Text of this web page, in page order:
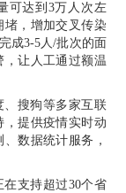
可达到3万人次左
堵，增加交叉传染
成3-5人/批次的面
，让人工通过额温
搜狗等多家互联
，提供疫情实时动
数据统计服务，
支持超过30个省